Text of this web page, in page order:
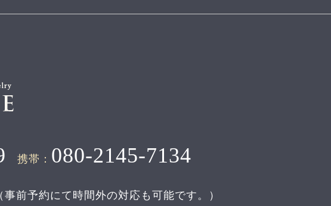
携帯： 080-2145-7134
（事前予約にて時間外の対応も可能です。）